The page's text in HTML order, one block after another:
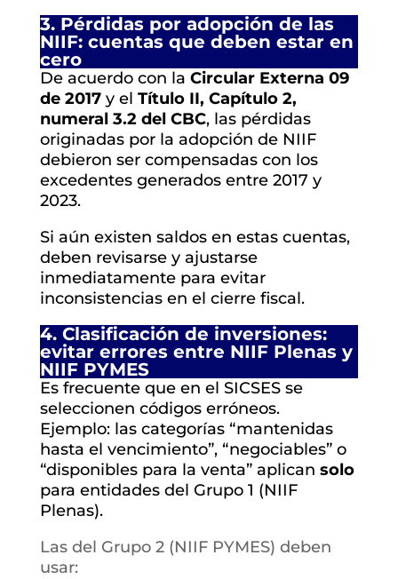
3. Pérdidas por adopción de las
NIIF: cuentas que deben estar en
cero
De acuerdo con la Circular Externa 09
de 2017y el Título II, Capítulo 2,
numeral 3.2 del CBC, las pérdidas
originadas por la adopción de NIIF
debieron ser compensadas con los
excedentes generados entre 2017 y
2023.
Si aún existen saldos en estas cuentas,
deben revisarse y ajustarse
inmediatamente para evitar
inconsistencias en el cierre fiscal.
4. Clasificación de inversiones:
evitar errores entre NIIF Plenas y
NIIF PYMES
Es frecuente que en el SICSES se
seleccionen códigos erróneos.
Ejemplo: las categorías “mantenidas
hasta el vencimiento”, “negociables” o
“disponibles para la venta” aplican solo
para entidades del Grupo 1 (NIIF
Plenas).
Las del Grupo 2 (NIIF PYMES) deben
usar: